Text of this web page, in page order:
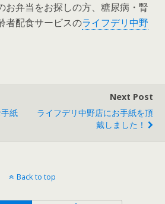
お弁当をお探しの方、糖尿病・腎
者配食サービスのライフデリ中野
紙
Next Post
ライフデリ中野店にお手紙を頂
戴しました！
Back to top